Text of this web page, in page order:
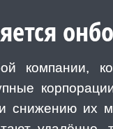
компании,
снижению их